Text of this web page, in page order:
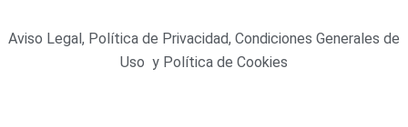
Aviso Legal, Política de Privacidad, Condiciones Generales de
Uso y Política de Cookies